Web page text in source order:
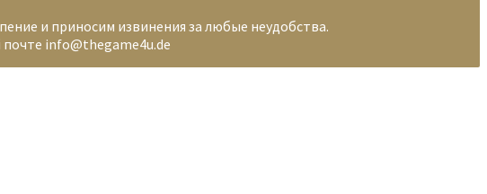
и приносим извинения за любые неудобства.
info@thegame4u.de